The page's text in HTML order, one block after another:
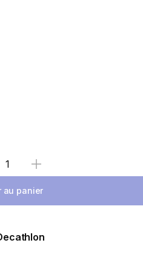
Sélectionnez la quantité
au panier